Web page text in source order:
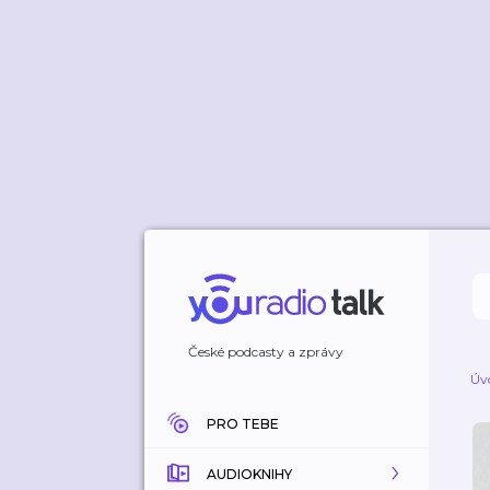
České podcasty a zprávy
PRO TEBE
AUDIOKNIHY